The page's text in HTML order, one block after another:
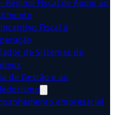
Regime Fiscal de Apoio ao
Incentivo Fiscal à
de Sistemas de
de Gestão e ao
empresarial